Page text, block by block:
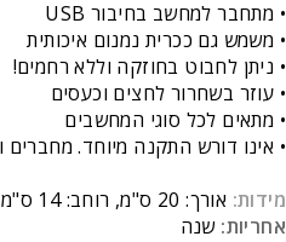
• מתחבר למחשב בחיבור USB
• משמש גם ככרית נמנום איכותית
• ניתן לחבוט בחוזקה וללא רחמים!
• עוזר בשחרור לחצים וכעסים
• מתאים לכל סוגי המחשבים
• אינו דורש התקנה מיוחד.
מידות: אורך: 20 ס"מ, רוחב: 14 ס"מ, גובה: 10 ס"מ
אחריות: שנה